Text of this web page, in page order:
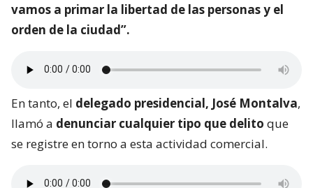
vamos a primar la libertad de las personas y el
orden de la ciudad”.
En tanto, el delegado presidencial, José Montalva,
llamó a denunciar cualquier tipo que delito que
se registre en torno a esta actividad comercial.